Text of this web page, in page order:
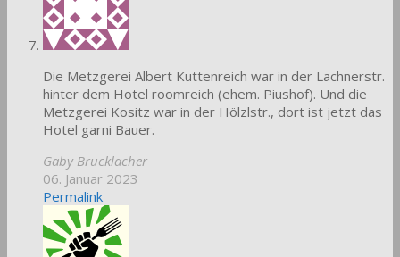
Die Metzgerei Albert Kuttenreich war in der Lachnerstr.
hinter dem Hotel roomreich (ehem. Piushof). Und die
Metzgerei Kositz war in der Hölzlstr., dort ist jetzt das
Hotel garni Bauer.
Gaby Brucklacher
06. Januar 2023
Permalink